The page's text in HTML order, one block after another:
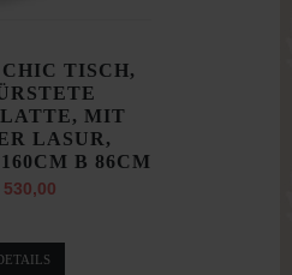
TISCH,
MIT
LASUR,
B 86CM
530,00